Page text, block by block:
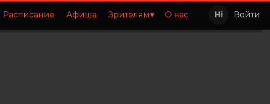
Расписание Афиша Зрителям О нас Войти